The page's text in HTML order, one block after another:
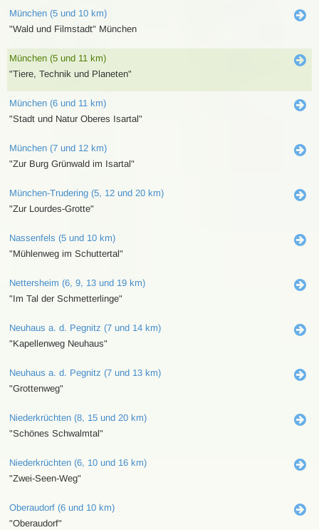
München (5 und 10 km)
"Wald und Filmstadt" München
München (5 und 11 km)
"Tiere, Technik und Planeten"
München (6 und 11 km)
"Stadt und Natur Oberes Isartal"
München (7 und 12 km)
"Zur Burg Grünwald im Isartal"
München-Trudering (5, 12 und 20 km)
"Zur Lourdes-Grotte"
Nassenfels (5 und 10 km)
"Mühlenweg im Schuttertal"
Nettersheim (6, 9, 13 und 19 km)
"Im Tal der Schmetterlinge"
Neuhaus a. d. Pegnitz (7 und 14 km)
"Kapellenweg Neuhaus"
Neuhaus a. d. Pegnitz (7 und 13 km)
"Grottenweg"
Niederkrüchten (8, 15 und 20 km)
"Schönes Schwalmtal"
Niederkrüchten (6, 10 und 16 km)
"Zwei-Seen-Weg"
Oberaudorf (6 und 10 km)
"Oberaudorf"